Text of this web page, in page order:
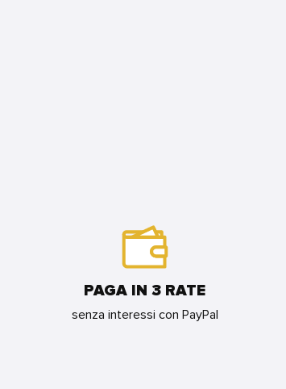
PAGA IN 3 RATE
senza interessi con PayPal